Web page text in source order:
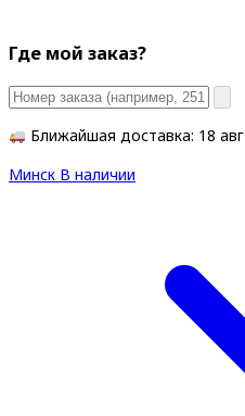
Где мой заказ?
Ближайшая доставка: 18 авг
Минск В наличии